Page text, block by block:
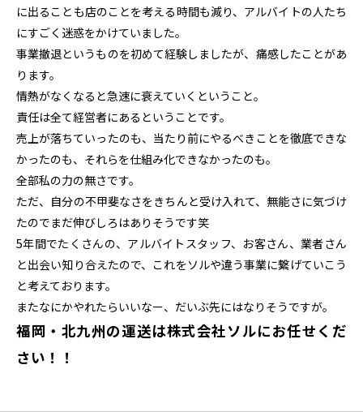
に出ることも店のことを考える時間も減り、アルバイトの人たち
にすごく迷惑をかけていました。
事業撤退というものを初めて経験しましたが、痛感したことがあ
ります。
情熱がなくなると急速に衰えていくということ。
責任は全て経営者にあるということです。
売上が落ちていったのも、当たり前にやるべきことを徹底できな
かったのも、それらを仕組み化できなかったのも。
全部私の力の無さです。
ただ、自分の不甲斐なさをきちんと受け入れて、無能さに気づけ
たのでまだ伸びしろはありそうです笑
5年間でたくさんの、アルバイトスタッフ、お客さん、業者さん
と出会い知り合えたので、これをソルや違う事業に繋げていこう
と考えております。
またなにかやれたらいいなー、だいぶ先にはなりそうですが。
福岡・北九州の運送は株式会社ソルにお任せくだ
さい！！